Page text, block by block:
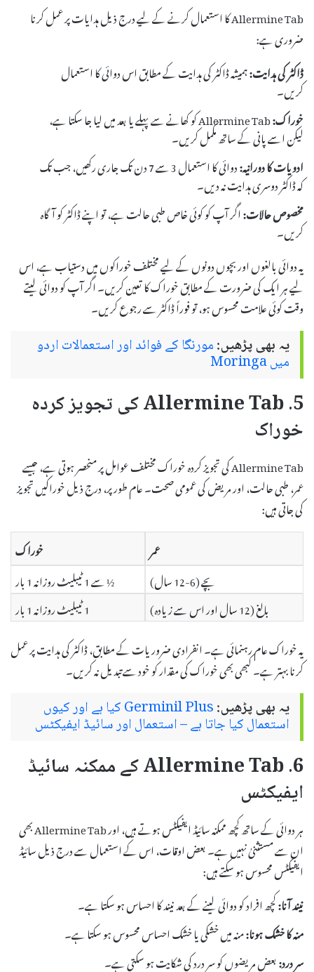
Allermine Tab کا استعمال کرنے کے لیے درج ذیل ہدایات پر عمل کرنا
ضروری ہے:
ڈاکٹر کی ہدایت:ہمیشہ ڈاکٹر کی ہدایت کے مطابق اس دوائی کا استعمال
کریں۔
خوراک:
Allermine Tab کو کھانے سے پہلے یا بعد میں لیا جا سکتا ہے،
لیکن اسے پانی کے ساتھ مکمل کریں۔
ادویات کا دورانیہ:
دوائی کا استعمال 3 سے 7 دن تک جاری رکھیں، جب تک
کہ ڈاکٹر دوسری ہدایت نہ دیں۔
مخصوص حالات:اگر آپ کو کوئی خاص طبی حالت ہے، تو اپنے ڈاکٹر کو آگاہ
کریں۔
یہ دوائی بالغوں اور بچوں دونوں کے لیے مختلف خوراکوں میں دستیاب ہے، اس
لیے ہر ایک کی ضرورت کے مطابق خوراک کا تعین کریں۔ اگر آپ کو دوائی لیتے
وقت کوئی علامت محسوس ہو، تو فوراً ڈاکٹر سے رجوع کریں۔
یہ بھی پڑھیں:مورنگا کے فوائد اور استعمالات اردو
میں Moringa
5. Allermine Tab کی تجویز کردہ
خوراک
Allermine Tab کی تجویز کردہ خوراک مختلف عوامل پر منحصر ہوتی ہے، جیسے
عمر، طبی حالت، اور مریض کی عمومی صحت۔ عام طور پر، درج ذیل خوراکیں تجویز
کی جاتی ہیں:
عمر
خوراک
بچے (6-12 سال)
½ سے 1 ٹیبلیٹ روزانہ 1 بار
بالغ (12 سال اور اس سے زیادہ)
1 ٹیبلیٹ روزانہ 1 بار
یہ خوراک عام رہنمائی ہے۔ انفرادی ضروریات کے مطابق، ڈاکٹر کی ہدایت پر عمل
کرنا بہتر ہے۔ کبھی بھی خوراک کی مقدار کو خود سے تبدیل نہ کریں۔
یہ بھی پڑھیں: Germinil Plus کیا ہے اور کیوں
استعمال کیا جاتا ہے – استعمال اور سائیڈ ایفیکٹس
6. Allermine Tab کے ممکنہ سائیڈ
ایفیکٹس
ہر دوائی کے ساتھ کچھ ممکنہ سائیڈ ایفیکٹس ہوتے ہیں، اور Allermine Tab بھی
ان سے مستثنیٰ نہیں ہے۔ بعض اوقات، اس کے استعمال سے درج ذیل سائیڈ
ایفیکٹس محسوس ہو سکتے ہیں:
نیند آنا:کچھ افراد کو دوائی لینے کے بعد نیند کا احساس ہو سکتا ہے۔
منہ کا خشک ہونا:منہ میں خشکی یا خشک احساس محسوس ہو سکتا ہے۔
سر درد:بعض مریضوں کو سر درد کی شکایت ہو سکتی ہے۔